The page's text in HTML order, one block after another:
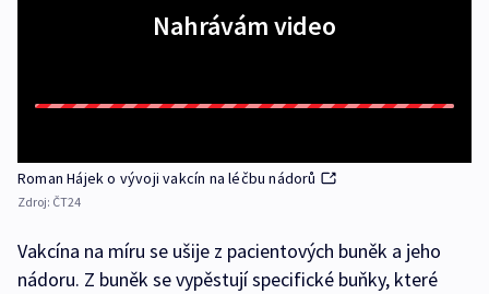
Nahrávám video
Roman Hájek o vývoji vakcín na léčbu nádorů
Zdroj: ČT24
Vakcína na míru se ušije z pacientových buněk a jeho
nádoru. Z buněk se vypěstují specifické buňky, které